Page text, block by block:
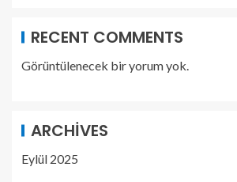
RECENT COMMENTS
Görüntülenecek bir yorum yok.
ARCHIVES
Eylül 2025